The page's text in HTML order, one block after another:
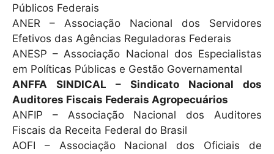
Públicos Federais
ANER – Associação Nacional dos Servidores
Efetivos das Agências Reguladoras Federais
ANESP – Associação Nacional dos Especialistas
em Políticas Públicas e Gestão Governamental
ANFFA SINDICAL – Sindicato Nacional dos
Auditores Fiscais Federais Agropecuários
ANFIP – Associação Nacional dos Auditores
Fiscais da Receita Federal do Brasil
AOFI – Associação Nacional dos Oficiais de